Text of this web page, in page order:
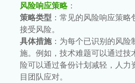
风险响应策略：
策略类型 ：常见的风险响应策
接受风险。
具体措施：为每个已识别的风险
施。例如，技术难题可以通过技
险可以通过备份计划减轻，人力
目团队应对。